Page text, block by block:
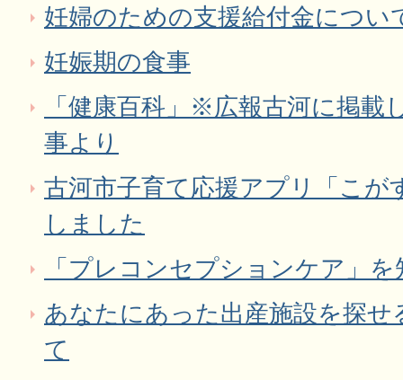
妊婦のための支援給付金につい
妊娠期の食事
「健康百科」※広報古河に掲載
事より
古河市子育て応援アプリ「こが
しました
「プレコンセプションケア」
あなたにあった出産施設を探
て